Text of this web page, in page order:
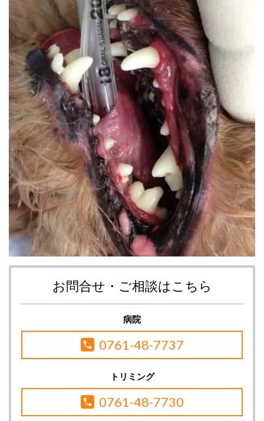
お問合せ・ご相談はこちら
病院
0761-48-7737
トリミング
0761-48-7730